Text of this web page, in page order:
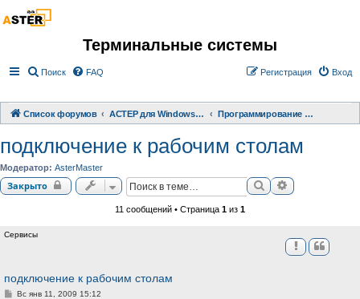
Терминальные системы
Поиск FAQ Вход
Регистрация
Список форумов АСТЕР для Windows 2000/XP/ 7/ 8/ 10 Программирование терминальных систем
подключение к рабочим столам
Модератор: AsterMaster
Закрыто ПоискРасширенный
11 сообщений • Страница 1 из 1
Сервисы
подключение к рабочим столам
СВс янв 11, 2009 15:12